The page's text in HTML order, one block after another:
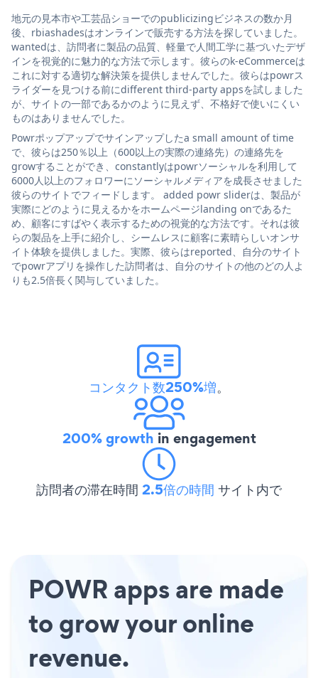
地元の見本市や工芸品ショーでのpublicizingビジネスの数か月
後、rbiashadesはオンラインで販売する方法を探していました。
wantedは、訪問者に製品の品質、軽量で人間工学に基づいたデザ
インを視覚的に魅力的な方法で示します。彼らのk-eCommerceは
これに対する適切な解決策を提供しませんでした。彼らはpowrス
ライダーを見つける前にdifferent third-party appsを試しました
が、サイトの一部であるかのように見えず、不格好で使いにくい
ものはありませんでした。
Powrポップアップでサインアップしたa small amount of time
で、彼らは250％以上（600以上の実際の連絡先）の連絡先を
growすることができ、constantlyはpowrソーシャルを利用して
6000人以上のフォロワーにソーシャルメディアを成長させました
彼らのサイトでフィードします。 added powr sliderは、製品が
実際にどのように見えるかをホームページlanding onであるた
め、顧客にすばやく表示するための視覚的な方法です。それは彼
らの製品を上手に紹介し、シームレスに顧客に素晴らしいオンサ
イト体験を提供しました。実際、彼らはreported、自分のサイト
でpowrアプリを操作した訪問者は、自分のサイトの他のどの人よ
りも2.5倍長く関与していました。
コンタクト数250%増。
200% growth in engagement
訪問者の滞在時間 2.5倍の時間 サイト内で
POWR apps are made
to grow your online
revenue.